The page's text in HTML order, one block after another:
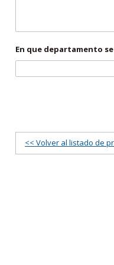
En que departamento
<< Volver al listado de